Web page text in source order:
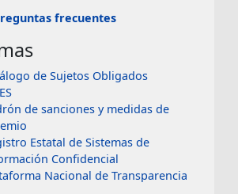
frecuentes
de Sujetos Obligados
de sanciones y medidas de
Estatal de Sistemas de
Confidencial
Nacional de Transparencia